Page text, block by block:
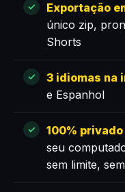
Exportação
único zip,
Shorts
3 idiomas na
e Espanhol
100%
seu
sem limite,